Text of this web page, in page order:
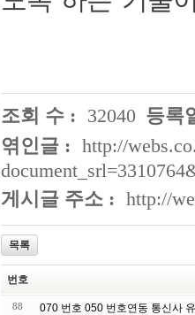
조회 수 : 32040 등록
엮인글 : http://
게시글 주소 : http://
목록
번호
88 070 번호 050 번호연동 통신사